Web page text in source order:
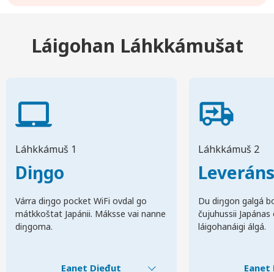
Láigohan Láhkkámušat
Láhkkámuš 1
Diŋgo
Várra diŋgo pocket WiFi ovdal go
mátkkoštat Japánii. Máksse vai nanne
diŋgoma.
Eanet Dieđut
Láhkkámuš 2
Du diŋgon galgá
čujuhussii
láigohanáigi álgá.
Eanet